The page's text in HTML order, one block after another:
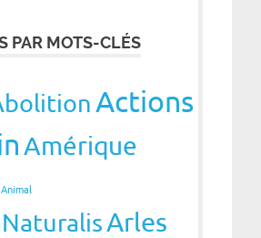
PAR MOTS-CLÉS
Actions
Amérique
Animal
Arles